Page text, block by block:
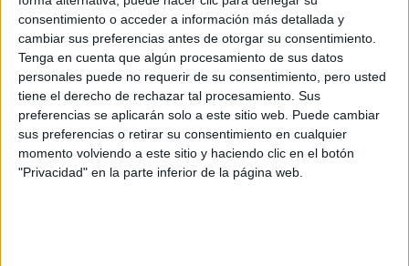
consentimiento o acceder a información más detallada y
cambiar sus preferencias antes de otorgar su consentimiento.
Tenga en cuenta que algún procesamiento de sus datos
personales puede no requerir de su consentimiento, pero usted
tiene el derecho de rechazar tal procesamiento. Sus
preferencias se aplicarán solo a este sitio web. Puede cambiar
sus preferencias o retirar su consentimiento en cualquier
momento volviendo a este sitio y haciendo clic en el botón
"Privacidad" en la parte inferior de la página web.
Noticias
ESPACIOS
Supermercado
Capilla